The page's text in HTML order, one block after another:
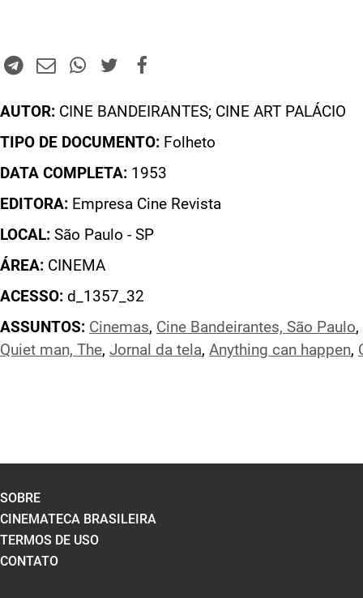
AUTOR: CINE BANDEIRANTES; CINE ART PALÁCIO
TIPO DE DOCUMENTO: Folheto
DATA COMPLETA: 1953
EDITORA: Empresa Cine Revista
LOCAL: São Paulo - SP
ÁREA: CINEMA
ACESSO: d_1357_32
ASSUNTOS: Cinemas, Cine Bandeirantes, São Paulo,
Quiet man, The, Jornal da tela, Anything can happen,
SOBRE
CINEMATECA BRASILEIRA
TERMOS DE USO
CONTATO